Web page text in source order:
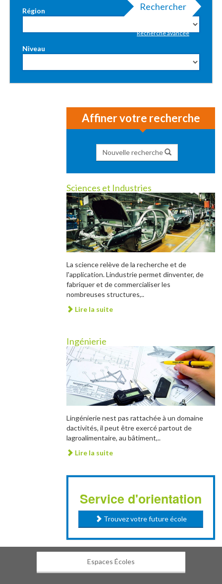
Région
Niveau
Rechercher
Recherche avancée
Affiner votre recherche
Nouvelle recherche
Sciences et Industries
La science relève de la recherche et de
l'application. Lindustrie permet dinventer, de
fabriquer et de commercialiser les
nombreuses structures,..
Lire la suite
Ingénierie
Lingénierie nest pas rattachée à un domaine
dactivités, il peut être exercé partout de
lagroalimentaire, au bâtiment,..
Lire la suite
Service d'orientation
Trouvez votre future école
Espaces Écoles